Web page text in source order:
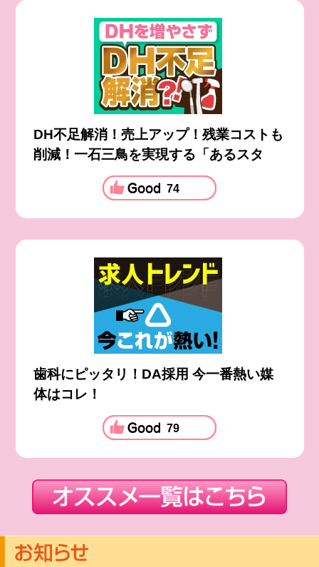
DH不足解消！売上アップ！残業コストも
削減！一石三鳥を実現する「あるスタ
74
歯科にピッタリ！DA採用 今一番熱い媒
体はコレ！
79